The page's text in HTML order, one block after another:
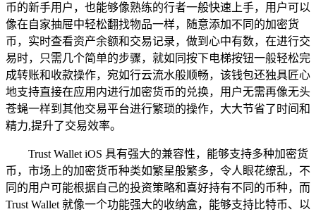
币的新手用户，也能够像熟练的行者一般快速上手，用户可以
像在自家抽屉中轻松翻找物品一样，随意添加不同的加密货
币，实时查看资产余额和交易记录，做到心中有数，在进行交
易时，只需几个简单的步骤，就如同按下电梯按钮一般轻松完
成转账和收款操作，宛如行云流水般顺畅，该钱包还独具匠心
地支持直接在应用内进行加密货币的兑换，用户无需再像无头
苍蝇一样到其他交易平台进行繁琐的操作，大大节省了时间和
精力,提升了交易效率。
Trust Wallet iOS 具有强大的兼容性，能够支持多种加密货
币，市场上的加密货币种类如繁星般繁多，令人眼花缭乱，不
同的用户可能根据自己的投资策略和喜好持有不同的币种，而
Trust Wallet 就像一个功能强大的收纳盒，能够支持比特币、以